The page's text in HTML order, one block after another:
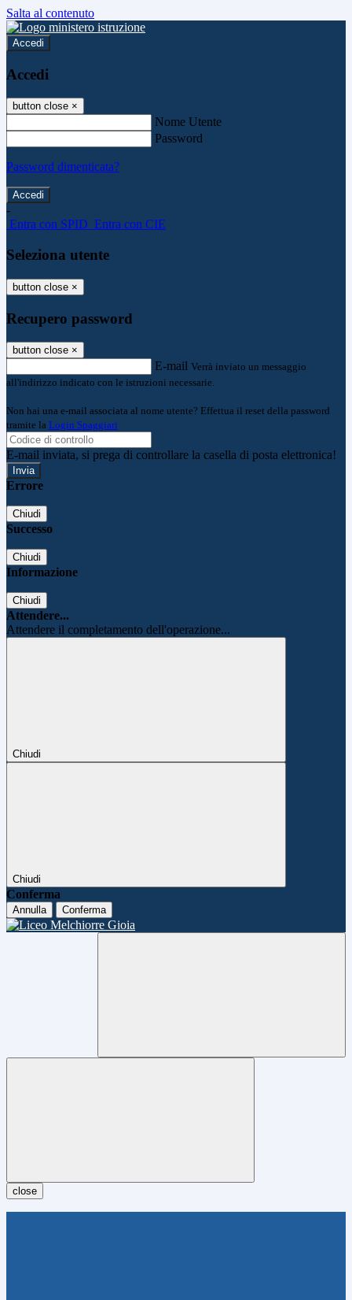
Salta al contenuto
Accedi
Accedi
button close ×
Nome Utente
Password
Password dimenticata?
-
Entra con SPID Entra con CIE
Seleziona utente
button close ×
Recupero password
button close ×
E-mail Verrà inviato un messaggio
all'indirizzo indicato con le istruzioni necessarie.
Non hai una e-mail associata al nome utente? Effettua il reset della password
tramite la Login Spaggiari
E-mail inviata, si prega di controllare la casella di posta elettronica!
Errore
Chiudi
Successo
Chiudi
Informazione
Chiudi
Attendere...
Attendere il completamento dell'operazione...
Chiudi
Chiudi
Conferma
Annulla Conferma
close